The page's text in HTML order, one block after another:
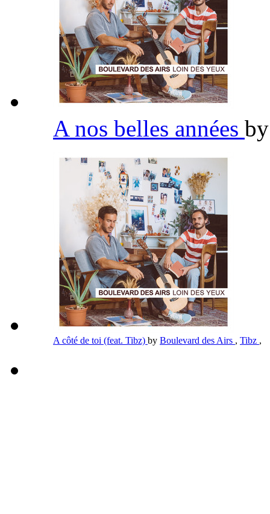
A nos belles années
A côté de toi (feat. Tibz) by Boulevard des Airs , Tibz ,